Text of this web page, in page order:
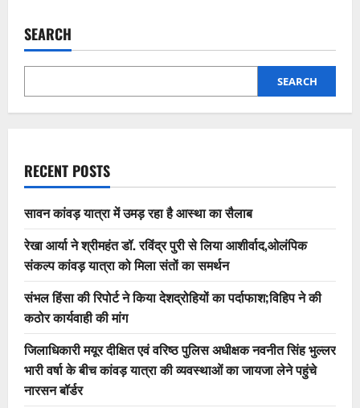
SEARCH
SEARCH
RECENT POSTS
सावन कांवड़ यात्रा में उमड़ रहा है आस्था का सैलाब
रेखा आर्या ने श्रीमहंत डॉ. रविंद्र पुरी से लिया आशीर्वाद,ओलंपिक
संकल्प कांवड़ यात्रा को मिला संतों का समर्थन
संभल हिंसा की रिपोर्ट ने किया देशद्रोहियों का पर्दाफाश;विहिप ने की
कठोर कार्यवाही की मांग
जिलाधिकारी मयूर दीक्षित एवं वरिष्ठ पुलिस अधीक्षक नवनीत सिंह भुल्लर
भारी वर्षा के बीच कांवड़ यात्रा की व्यवस्थाओं का जायजा लेने पहुंचे
नारसन बॉर्डर